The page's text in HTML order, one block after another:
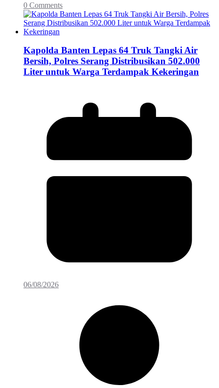
0 Comments
Kapolda Banten Lepas 64 Truk Tangki Air
Bersih, Polres Serang Distribusikan 502.000
Liter untuk Warga Terdampak Kekeringan
06/08/2026